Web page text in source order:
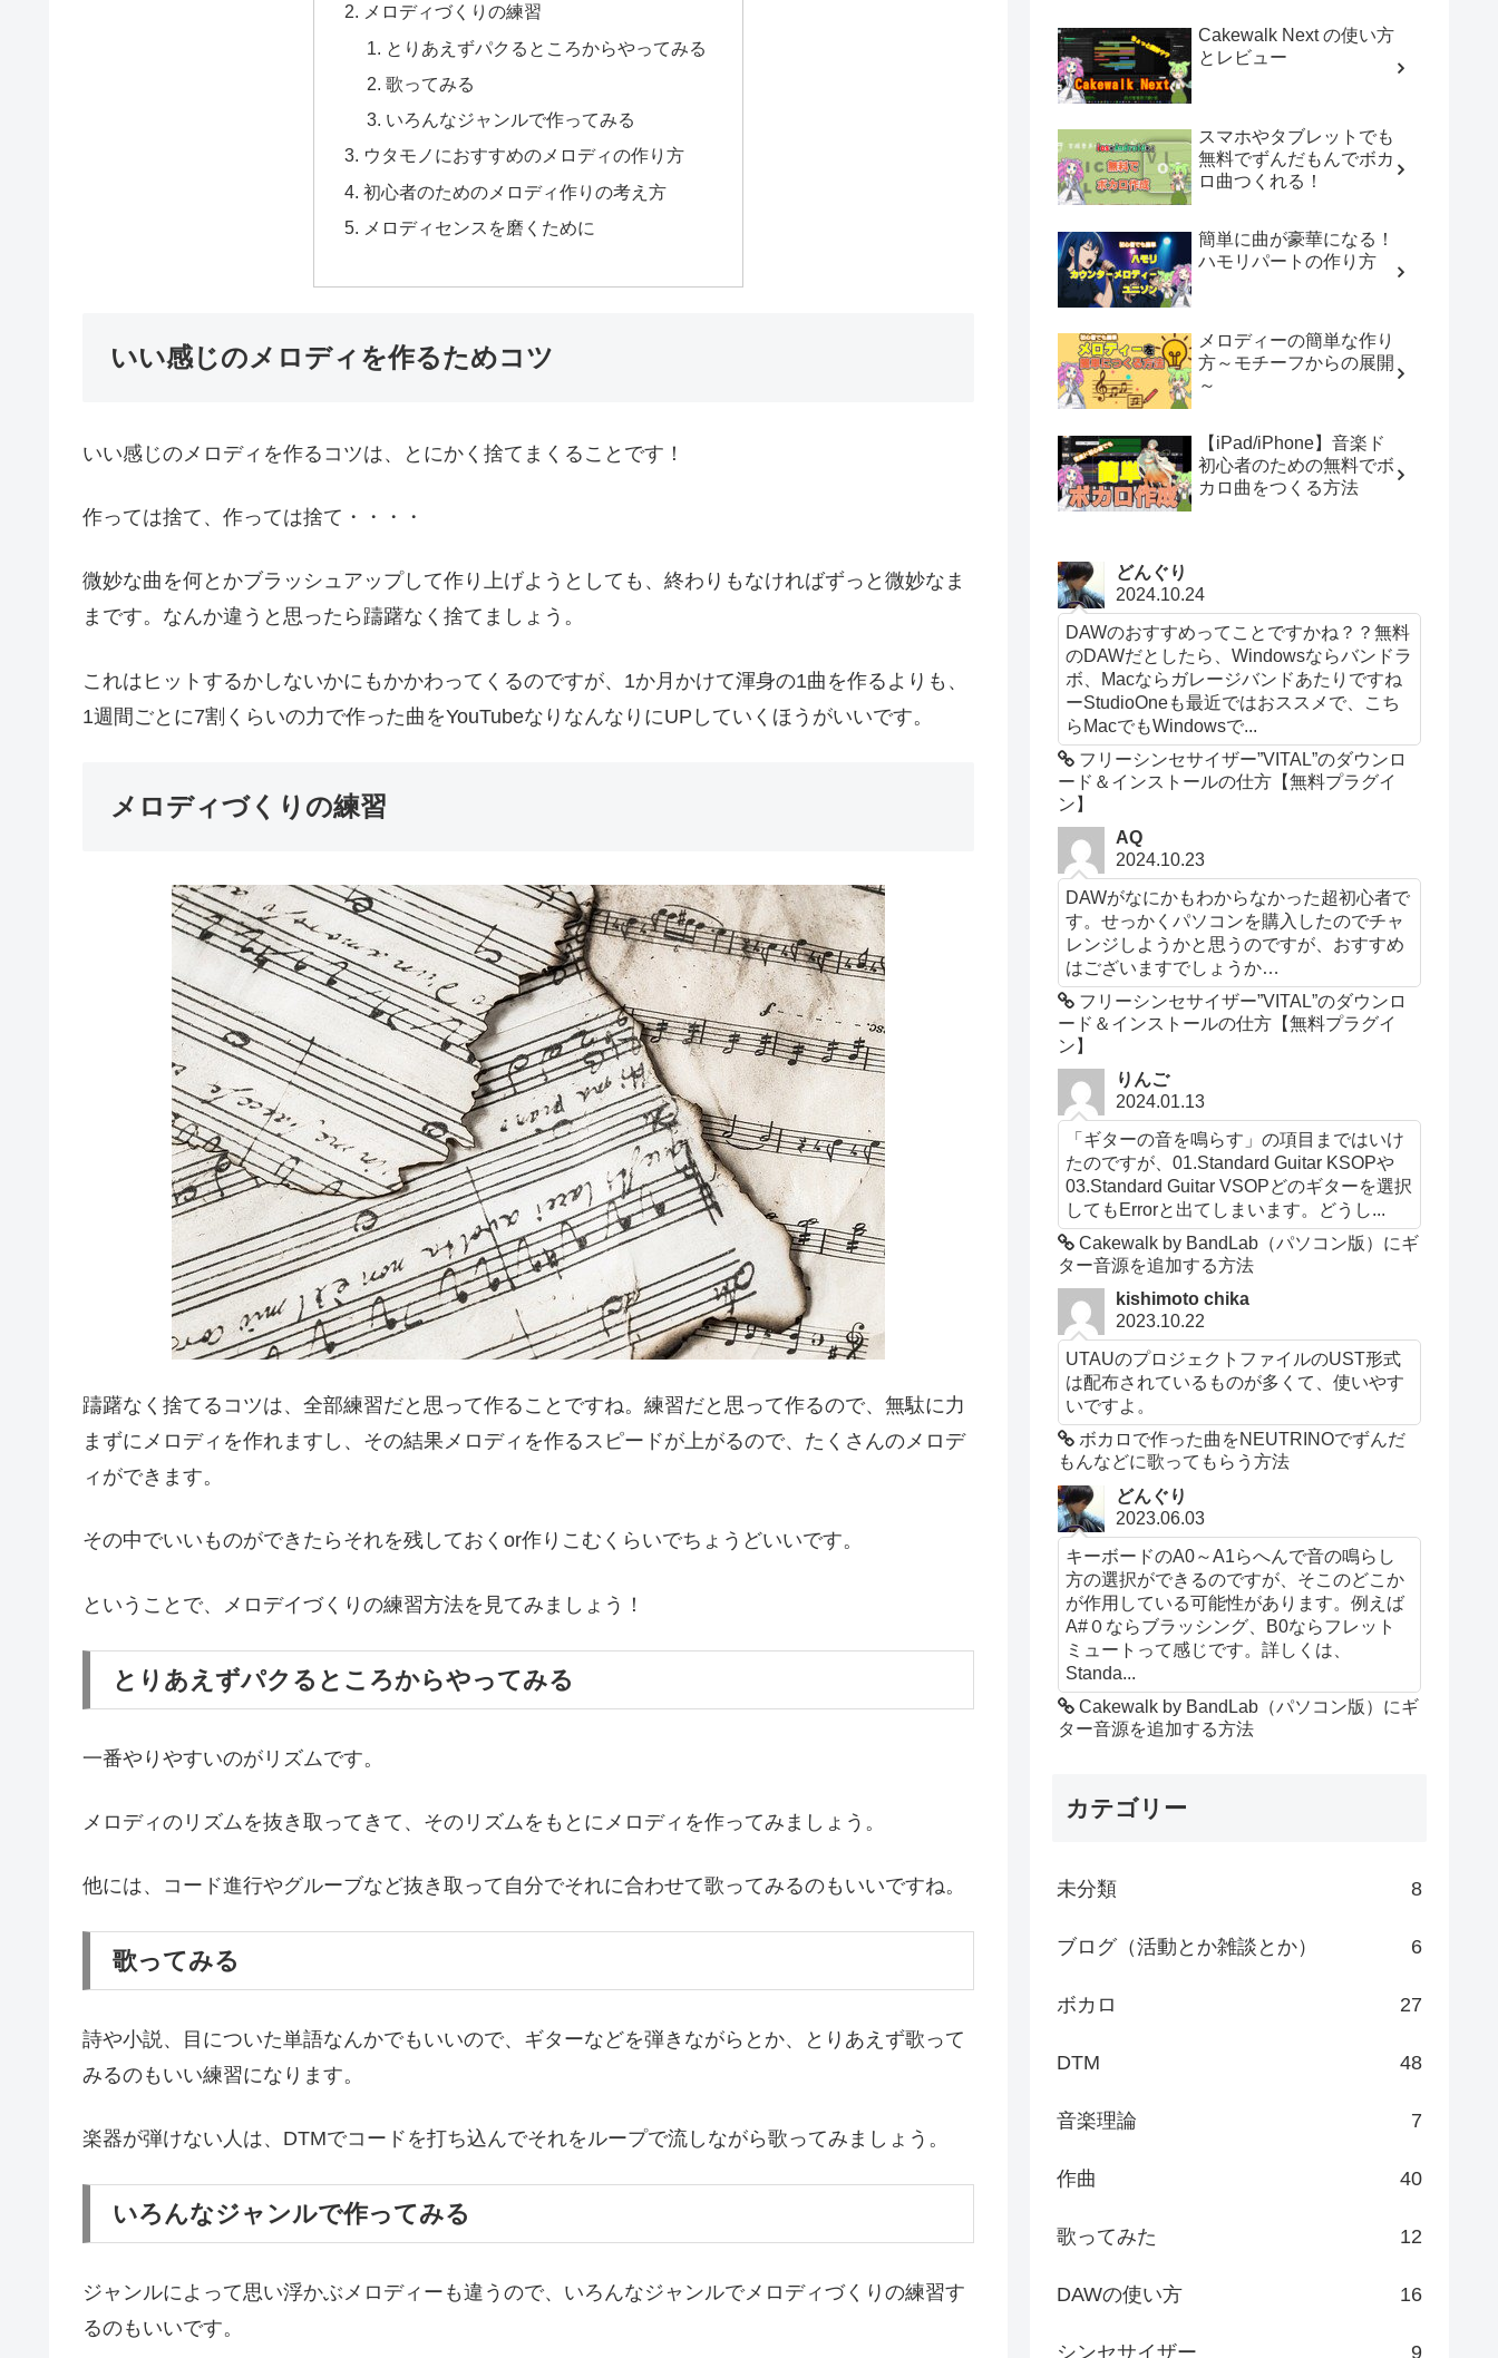
メロディづくりの練習
とりあえずパクるところからやってみる
歌ってみる
いろんなジャンルで作ってみる
ウタモノにおすすめのメロディの作り方
初心者のためのメロディ作りの考え方
メロディセンスを磨くために
いい感じのメロディを作るためコツ
いい感じのメロディを作るコツは、とにかく捨てまくることです！
作っては捨て、作っては捨て・・・・
微妙な曲を何とかブラッシュアップして作り上げようとしても、終わりもなければずっと微妙なま
まです。なんか違うと思ったら躊躇なく捨てましょう。
これはヒットするかしないかにもかかわってくるのですが、1か月かけて渾身の1曲を作るよりも、
1週間ごとに7割くらいの力で作った曲をYouTubeなりなんなりにUPしていくほうがいいです。
メロディづくりの練習
躊躇なく捨てるコツは、全部練習だと思って作ることですね。練習だと思って作るので、無駄に力
まずにメロディを作れますし、その結果メロディを作るスピードが上がるので、たくさんのメロデ
ィができます。
その中でいいものができたらそれを残しておくor作りこむくらいでちょうどいいです。
ということで、メロデイづくりの練習方法を見てみましょう！
とりあえずパクるところからやってみる
一番やりやすいのがリズムです。
メロディのリズムを抜き取ってきて、そのリズムをもとにメロディを作ってみましょう。
他には、コード進行やグルーブなど抜き取って自分でそれに合わせて歌ってみるのもいいですね。
歌ってみる
詩や小説、目についた単語なんかでもいいので、ギターなどを弾きながらとか、とりあえず歌って
みるのもいい練習になります。
楽器が弾けない人は、DTMでコードを打ち込んでそれをループで流しながら歌ってみましょう。
いろんなジャンルで作ってみる
ジャンルによって思い浮かぶメロディーも違うので、いろんなジャンルでメロディづくりの練習す
るのもいいです。
Cakewalk Next の使い方
とレビュー
スマホやタブレットでも
無料でずんだもんでボカ
ロ曲つくれる！
簡単に曲が豪華になる！
ハモリパートの作り方
メロディーの簡単な作り
方～モチーフからの展開
～
【iPad/iPhone】音楽ド
初心者のための無料でボ
カロ曲をつくる方法
どんぐり
2024.10.24
DAWのおすすめってことですかね？？無料
のDAWだとしたら、Windowsならバンドラ
ボ、Macならガレージバンドあたりですね
ーStudioOneも最近ではおススメで、こち
らMacでもWindowsで...
フリーシンセサイザー”VITAL”のダウンロ
ード＆インストールの仕方【無料プラグイ
ン】
AQ
2024.10.23
DAWがなにかもわからなかった超初心者で
す。せっかくパソコンを購入したのでチャ
レンジしようかと思うのですが、おすすめ
はございますでしょうか…
フリーシンセサイザー”VITAL”のダウンロ
ード＆インストールの仕方【無料プラグイ
ン】
りんご
2024.01.13
「ギターの音を鳴らす」の項目まではいけ
たのですが、01.Standard Guitar KSOPや
03.Standard Guitar VSOPどのギターを選択
してもErrorと出てしまいます。どうし...
Cakewalk by BandLab（パソコン版）にギ
ター音源を追加する方法
kishimoto chika
2023.10.22
UTAUのプロジェクトファイルのUST形式
は配布されているものが多くて、使いやす
いですよ。
ボカロで作った曲をNEUTRINOでずんだ
もんなどに歌ってもらう方法
どんぐり
2023.06.03
キーボードのA0～A1らへんで音の鳴らし
方の選択ができるのですが、そこのどこか
が作用している可能性があります。例えば
A#０ならブラッシング、B0ならフレット
ミュートって感じです。詳しくは、
Standa...
Cakewalk by BandLab（パソコン版）にギ
ター音源を追加する方法
カテゴリー
未分類 8
ブログ（活動とか雑談とか） 6
ボカロ 27
DTM 48
音楽理論 7
作曲 40
歌ってみた 12
DAWの使い方 16
シンセサイザー 9